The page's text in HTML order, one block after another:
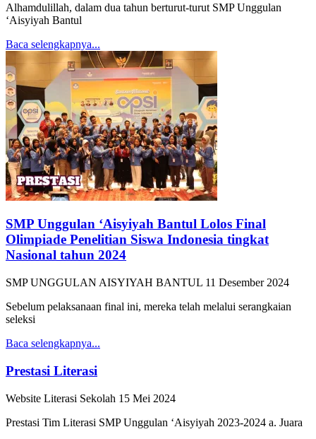
Alhamdulillah, dalam dua tahun berturut-turut SMP Unggulan
‘Aisyiyah Bantul
Baca selengkapnya...
SMP Unggulan ‘Aisyiyah Bantul Lolos Final
Olimpiade Penelitian Siswa Indonesia tingkat
Nasional tahun 2024
SMP UNGGULAN AISYIYAH BANTUL 11 Desember 2024
Sebelum pelaksanaan final ini, mereka telah melalui serangkaian
seleksi
Baca selengkapnya...
Prestasi Literasi
Website Literasi Sekolah 15 Mei 2024
Prestasi Tim Literasi SMP Unggulan ‘Aisyiyah 2023-2024 a. Juara